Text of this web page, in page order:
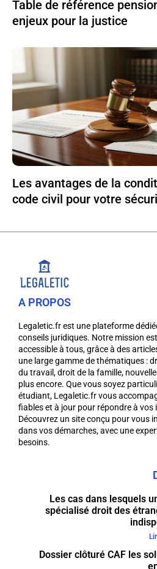
Table de référence
enjeux pour la justice
Les avantages de la
code civil pour votre
A PROPOS
Legaletic.fr est une plateforme
conseils juridiques. Notre mission
accessible à tous, grâce à des
une large gamme de thématiques :
du travail, droit de la famille,
plus encore. Que vous soyez
étudiant, Legaletic.fr vous
fiables et à jour pour répondre à
Découvrez un site conçu pour vous
dans vos démarches, avec une
besoins.
Les cas dans lesquels
spécialisé droit des
Dossier clôturé CAF les